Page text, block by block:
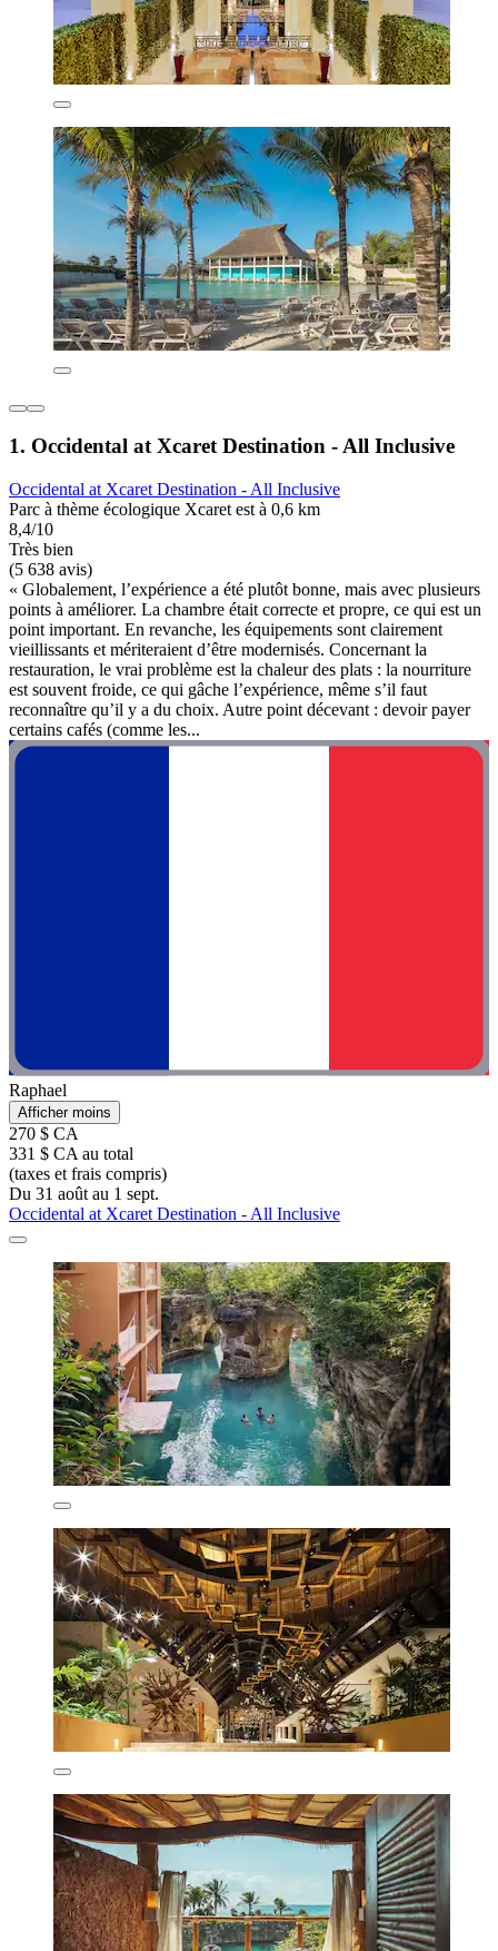
1. Occidental at Xcaret Destination - All Inclusive
Occidental at Xcaret Destination - All Inclusive
Parc à thème écologique Xcaret est à 0,6 km
8,4/10
Très bien
(5 638 avis)
« Globalement, l’expérience a été plutôt bonne, mais avec plusieurs
points à améliorer. La chambre était correcte et propre, ce qui est un
point important. En revanche, les équipements sont clairement
vieillissants et mériteraient d’être modernisés. Concernant la
restauration, le vrai problème est la chaleur des plats : la nourriture
est souvent froide, ce qui gâche l’expérience, même s’il faut
reconnaître qu’il y a du choix. Autre point décevant : devoir payer
certains cafés (comme les...
Raphael
Afficher moins
270 $ CA
331 $ CA au total
(taxes et frais compris)
Du 31 août au 1 sept.
Occidental at Xcaret Destination - All Inclusive